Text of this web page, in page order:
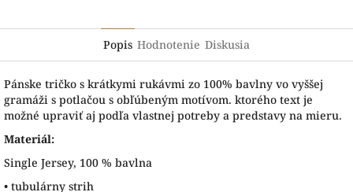
Popis Hodnotenie Diskusia
Pánske tričko s krátkymi rukávmi zo 100% bavlny vo vyššej
gramáži s potlačou s obľúbeným motívom. ktorého text je
možné upraviť aj podľa vlastnej potreby a predstavy na mieru.
Materiál:
Single Jersey, 100 % bavlna
• tubulárny strih